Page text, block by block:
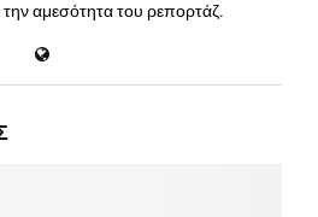
την αμεσότητα του ρεπορτάζ.